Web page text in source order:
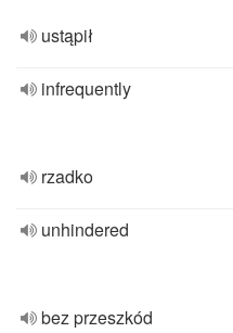
ustąpił
infrequently
rzadko
unhindered
bez przeszkód